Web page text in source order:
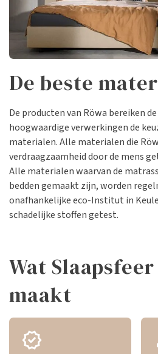
De beste
De producten van Röwa bereiken
hoogwaardige verwerkingen de
materialen. Alle materialen die
verdraagzaamheid door de mens
Alle materialen waarvan de
bedden gemaakt zijn, worden
onafhankelijke eco-Institut in
schadelijke stoffen getest.
Wat
maakt
verified